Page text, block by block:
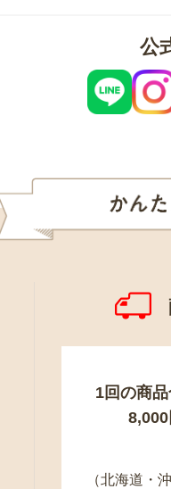
公
1回の商
8,000
（北海道・